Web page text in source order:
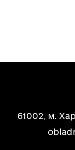
61002, м.